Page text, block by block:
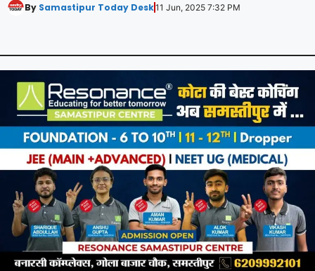
By Samastipur Today Desk11 Jun, 2025 7:32 PM